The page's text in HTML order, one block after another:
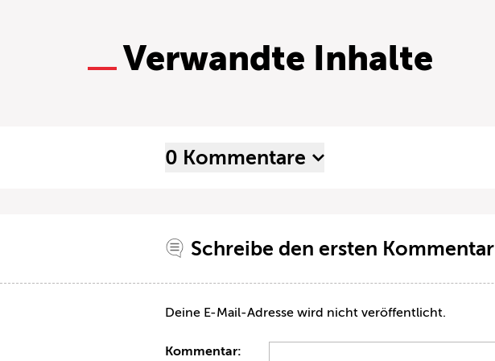
Verwandte Inhalte
0 Kommentare
Schreibe den ersten Kommentar
Deine E-Mail-Adresse wird nicht veröffentlicht.
Kommentar: